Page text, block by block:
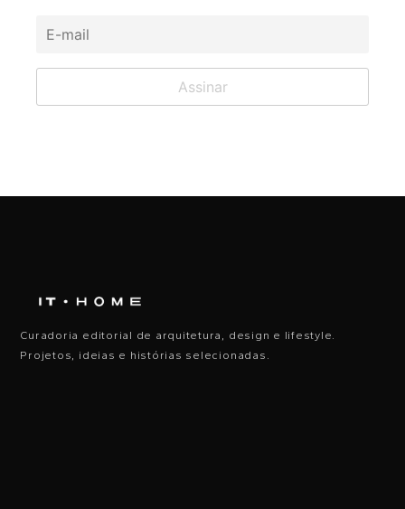
Curadoria editorial de arquitetura, design e lifestyle.
Projetos, ideias e histórias selecionadas.